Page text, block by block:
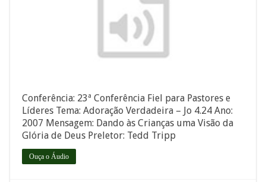
Conferência: 23ª Conferência Fiel para Pastores e
Líderes Tema: Adoração Verdadeira – Jo 4.24 Ano:
2007 Mensagem: Dando às Crianças uma Visão da
Glória de Deus Preletor: Tedd Tripp
Ouça o Áudio